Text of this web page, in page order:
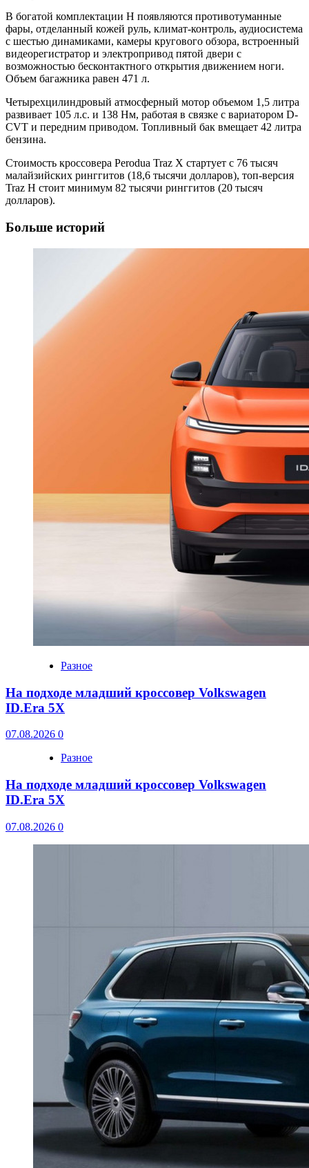
В богатой комплектации H появляются противотуманные
фары, отделанный кожей руль, климат-контроль, аудиосистема
с шестью динамиками, камеры кругового обзора, встроенный
видеорегистратор и электропривод пятой двери с
возможностью бесконтактного открытия движением ноги.
Объем багажника равен 471 л.
Четырехцилиндровый атмосферный мотор объемом 1,5 литра
развивает 105 л.с. и 138 Нм, работая в связке с вариатором D-
CVT и передним приводом. Топливный бак вмещает 42 литра
бензина.
Стоимость кроссовера Perodua Traz X стартует с 76 тысяч
малайзийских ринггитов (18,6 тысячи долларов), топ-версия
Traz H стоит минимум 82 тысячи ринггитов (20 тысяч
долларов).
Больше историй
Разное
На подходе младший кроссовер Volkswagen
ID.Era 5X
07.08.2026 0
Разное
На подходе младший кроссовер Volkswagen
ID.Era 5X
07.08.2026 0